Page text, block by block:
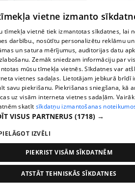
Pārtiku pērkam vairāk, bet vai
tiešām samazina kopējo čeku?
408. epizode
pirms 1 nedēļas, 1 dienas
Latvijā pirmajā Simulāciju
vietne izmanto
tīmekļa vietnē tiek izmantotas sīkdatnes, lai
darbību., nosūtītu personalizētu reklāmu
un satura mērījumus, auditorijas datu
Zemāk sniedzam informāciju par
mūsu tīmekļa vietnēs. Sīkdatnes var
vietnes sadaļas. Lietotājam jebkurā brīdī
savu piekrišanu. Piekrišanas sniegšana, kā
uz visām interneta vietnes sadaļām.
skatīt sīkdatņu izmantošanas
VISUS PARTNERUS (1718) →
IZVĒLI
PIEKRIST VISĀM SĪKDATNĒM
ATSTĀT TEHNISKĀS SĪKDATNES